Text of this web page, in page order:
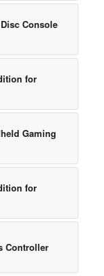
Console
for
Gaming
for
Controller